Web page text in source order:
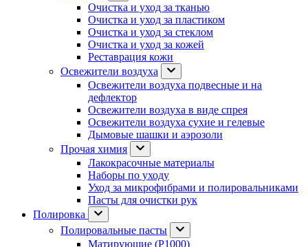
Очистка и уход за тканью
Очистка и уход за пластиком
Очистка и уход за стеклом
Очистка и уход за кожей
Реставрация кожи
Освежители воздуха
Освежители воздуха подвесные и на
дефлектор
Освежители воздуха в виде спрея
Освежители воздуха сухие и гелевые
Дымовые шашки и аэрозоли
Прочая химия
Лакокрасочные материалы
Наборы по уходу
Уход за микрофибрами и полировальниками
Пасты для очистки рук
Полировка
Полировальные пасты
Матирующие (P1000)